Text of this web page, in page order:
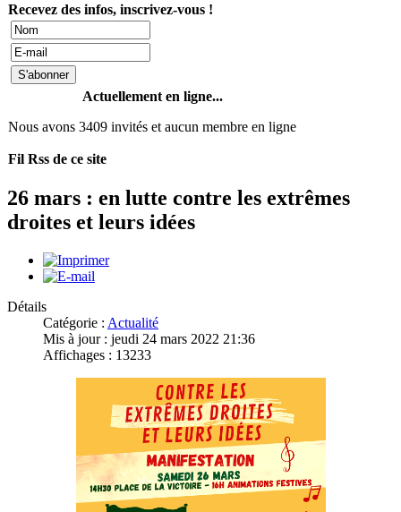
Recevez des infos, inscrivez-vous !
Actuellement en ligne...
Nous avons 3409 invités et aucun membre en ligne
Fil Rss de ce site
26 mars : en lutte contre les extrêmes
droites et leurs idées
Détails
Catégorie : Actualité
Mis à jour : jeudi 24 mars 2022 21:36
Affichages : 13233